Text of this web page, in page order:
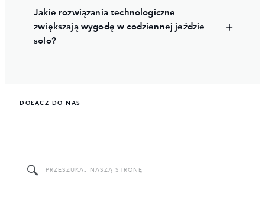
Jakie rozwiązania technologiczne
zwiększają wygodę w codziennej jeździe
solo?
DOŁĄCZ DO NAS